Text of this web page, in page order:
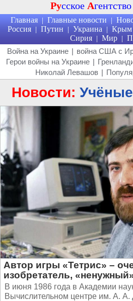
Русское Агентство
Главная | Главные новости |
Россия | Путин | Украина | Крым
Сирия | Мир |
Война на Украине | война США с
Герои войны на Украине |
Николай Левашов |
Новости:
Автор игры «Тетрис» –
изобретатель,
В июня 1986 года в Академии
Вычислительном центре им. А.